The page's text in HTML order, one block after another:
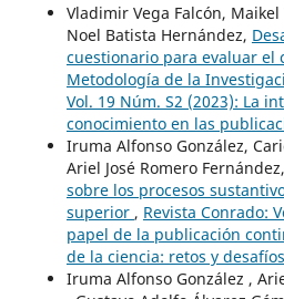
Vladimir Vega Falcón,
Noel Batista Hernández,
cuestionario para evaluar el
Metodología de la
Vol. 19 Núm. S2 (2023): La
conocimiento en las
Iruma Alfonso González,
Ariel José Romero Fernández,
sobre los procesos
superior , Revista Conrado:
papel de la publicación
de la ciencia: retos y desafíos
Iruma Alfonso González ,